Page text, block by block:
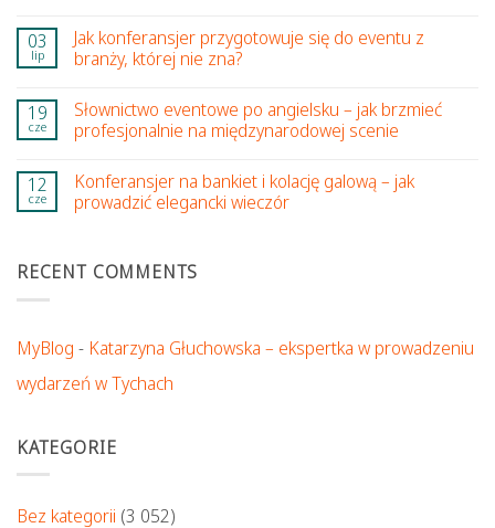
03
lip
Jak konferansjer przygotowuje się do eventu z
branży, której nie zna?
19
cze
Słownictwo eventowe po angielsku – jak brzmieć
profesjonalnie na międzynarodowej scenie
12
cze
Konferansjer na bankiet i kolację galową – jak
prowadzić elegancki wieczór
RECENT COMMENTS
MyBlog - Katarzyna Głuchowska – ekspertka w prowadzeniu
wydarzeń w Tychach
KATEGORIE
Bez kategorii (3 052)